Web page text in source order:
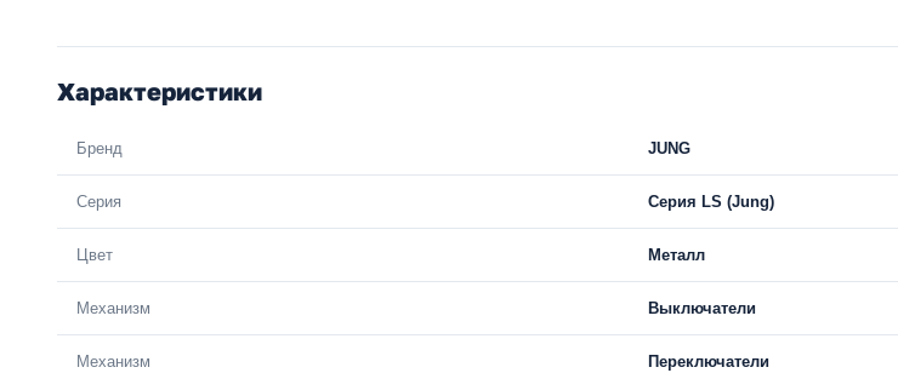
Характеристики
Бренд JUNG
Серия Серия LS (Jung)
Цвет Металл
Механизм Выключатели
Механизм Переключатели